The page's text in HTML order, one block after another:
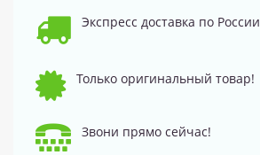
Экспресс доставка по России
Только оригинальный товар!
Звони прямо сейчас!